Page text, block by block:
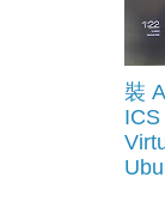
裝
ICS